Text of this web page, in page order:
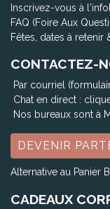
Inscrivez-vous à
FAQ (Foire Aux
Fêtes, dates à retenir
CONTACTEZ-
Par courriel
Chat en direct :
Nos bureaux sont à
DEVENIR
Alternative au Panier
CADEAUX